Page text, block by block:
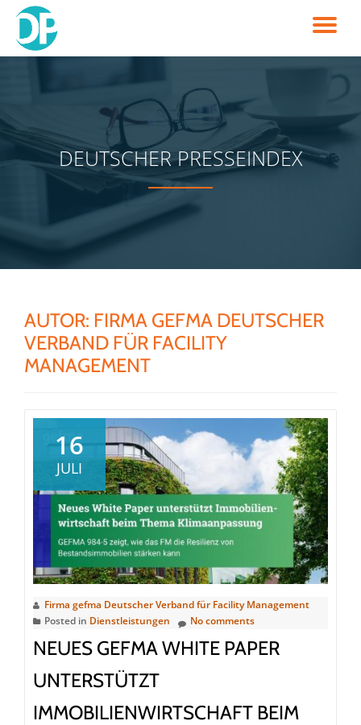
Skip
to
DEUTSCHER PRESSEINDEX
AUTOR: FIRMA GEFMA DEUTSCHER
VERBAND FÜR FACILITY
MANAGEMENT
16
JULI
Firma gefma Deutscher Verband für Facility Management
Posted in Dienstleistungen No comments
NEUES GEFMA WHITE PAPER
UNTERSTÜTZT
IMMOBILIENWIRTSCHAFT BEIM